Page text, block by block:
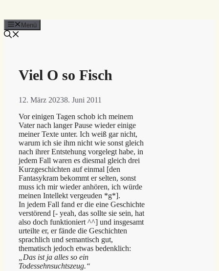
Menü
Viel O so Fisch
12. März 20238. Juni 2011
Vor einigen Tagen schob ich meinem
Vater nach langer Pause wieder einige
meiner Texte unter. Ich weiß gar nicht,
warum ich sie ihm nicht wie sonst gleich
nach ihrer Entstehung vorgelegt habe, in
jedem Fall waren es diesmal gleich drei
Kurzgeschichten auf einmal [den
Fantasykram bekommt er selten, sonst
muss ich mir wieder anhören, ich würde
meinen Intellekt vergeuden *g*].
In jedem Fall fand er die eine Geschichte
verstörend [- yeah, das sollte sie sein, hat
also doch funktioniert ^^] und insgesamt
urteilte er, er fände die Geschichten
sprachlich und semantisch gut,
thematisch jedoch etwas bedenklich:
„Das ist ja alles so ein
Todessehnsuchtszeug.“